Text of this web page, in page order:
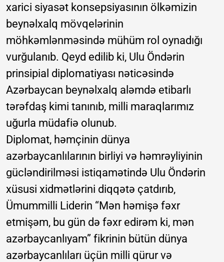
xarici siyasət konsepsiyasının ölkəmizin
beynəlxalq mövqelərinin
möhkəmlənməsində mühüm rol oynadığı
vurğulanıb. Qeyd edilib ki, Ulu Öndərin
prinsipial diplomatiyası nəticəsində
Azərbaycan beynəlxalq aləmdə etibarlı
tərəfdaş kimi tanınıb, milli maraqlarımız
uğurla müdafiə olunub.
Diplomat, həmçinin dünya
azərbaycanlılarının birliyi və həmrəyliyinin
gücləndirilməsi istiqamətində Ulu Öndərin
xüsusi xidmətlərini diqqətə çatdırıb,
Ümummilli Liderin “Mən həmişə fəxr
etmişəm, bu gün də fəxr edirəm ki, mən
azərbaycanlıyam” fikrinin bütün dünya
azərbaycanlıları üçün milli qürur və